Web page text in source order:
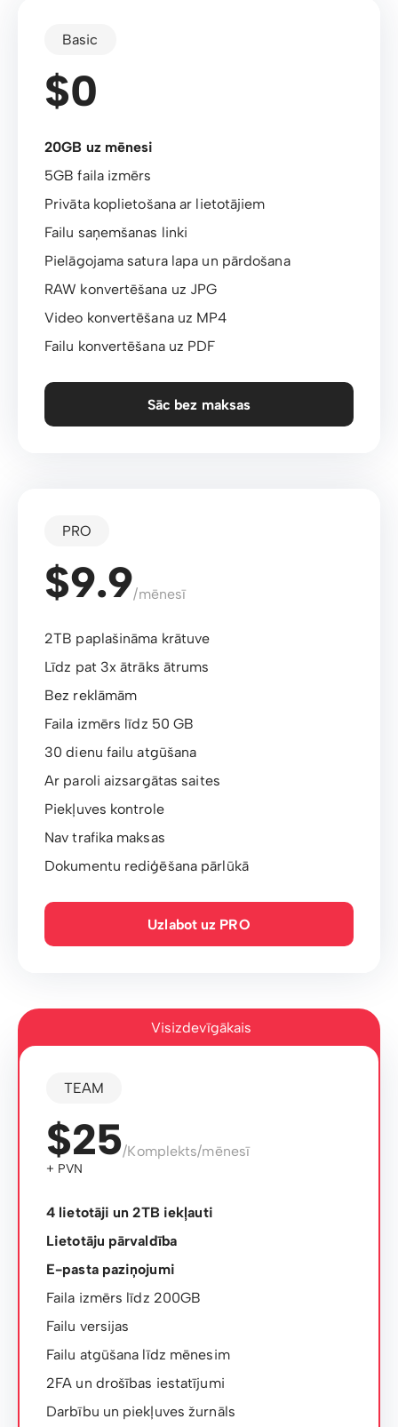
Basic
$0
20GB uz mēnesi
5GB faila izmērs
Privāta koplietošana ar lietotājiem
Failu saņemšanas linki
Pielāgojama satura lapa un pārdošana
RAW konvertēšana uz JPG
Video konvertēšana uz MP4
Failu konvertēšana uz PDF
Sāc bez maksas
PRO
$9.9/mēnesī
2TB paplašināma krātuve
Līdz pat 3x ātrāks ātrums
Bez reklāmām
Faila izmērs līdz 50 GB
30 dienu failu atgūšana
Ar paroli aizsargātas saites
Piekļuves kontrole
Nav trafika maksas
Dokumentu rediģēšana pārlūkā
Uzlabot uz PRO
Visizdevīgākais
TEAM
$25/Komplekts/mēnesī
+ PVN
4 lietotāji un 2TB iekļauti
Lietotāju pārvaldība
E-pasta paziņojumi
Faila izmērs līdz 200GB
Failu versijas
Failu atgūšana līdz mēnesim
2FA un drošības iestatījumi
Darbību un piekļuves žurnāls